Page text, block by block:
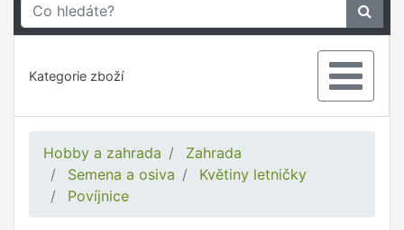
Kategorie zboží
Hobby a zahrada
Zahrada
Semena a osiva
Květiny letničky
Povíjnice